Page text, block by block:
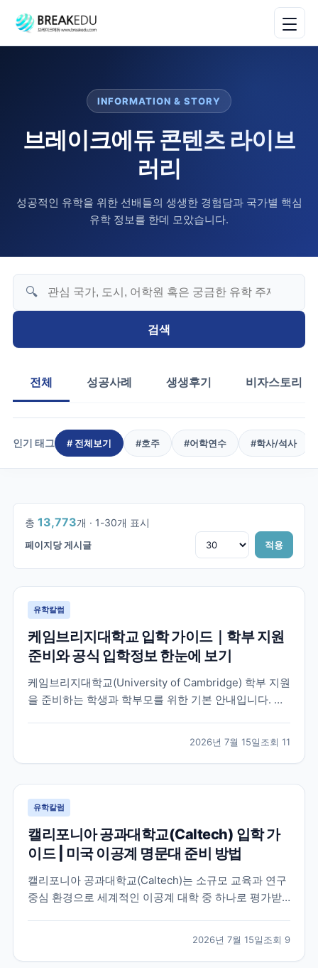
INFORMATION & STORY
브레이크에듀 콘텐츠 라이브
러리
성공적인 유학을 위한 선배들의 생생한 경험담과 국가별 핵심
유학 정보를 한데 모았습니다.
🔍
검색
전체 성공사례 생생후기 비자스토리
인기 태그 # 전체보기 #호주 #어학연수 #학사/석사
총 13,773개 · 1-30개 표시
페이지당 게시글 적용
1/460
유학칼럼
케임브리지대학교 입학 가이드｜학부 지원
준비와 공식 입학정보 한눈에 보기
케임브리지대학교(University of Cambridge) 학부 지원
을 준비하는 학생과 학부모를 위한 기본 안내입니다. 공
2026년 7월 15일조회 11
유학칼럼
캘리포니아 공과대학교(Caltech) 입학 가
이드 | 미국 이공계 명문대 준비 방법
캘리포니아 공과대학교(Caltech)는 소규모 교육과 연구
중심 환경으로 세계적인 이공계 대학 중 하나로 평가받
2026년 7월 15일조회 9